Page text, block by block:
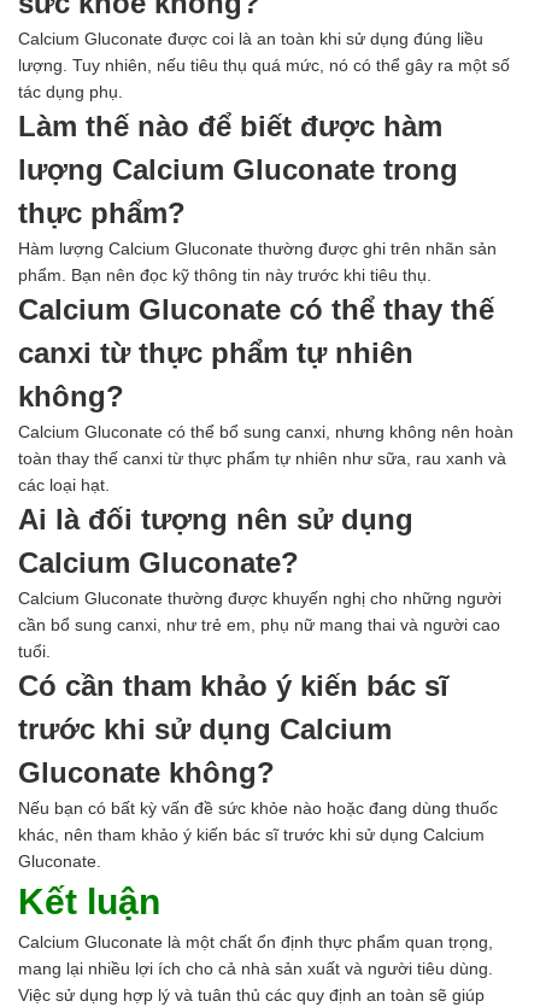
Calcium Gluconate được coi là an toàn khi sử dụng đúng liều
lượng. Tuy nhiên, nếu tiêu thụ quá mức, nó có thể gây ra một số
tác dụng phụ.
Làm thế nào để biết được hàm
lượng Calcium Gluconate trong
thực phẩm?
Hàm lượng Calcium Gluconate thường được ghi trên nhãn sản
phẩm. Bạn nên đọc kỹ thông tin này trước khi tiêu thụ.
Calcium Gluconate có thể thay thế
canxi từ thực phẩm tự nhiên
không?
Calcium Gluconate có thể bổ sung canxi, nhưng không nên hoàn
toàn thay thế canxi từ thực phẩm tự nhiên như sữa, rau xanh và
các loại hạt.
Ai là đối tượng nên sử dụng
Calcium Gluconate?
Calcium Gluconate thường được khuyến nghị cho những người
cần bổ sung canxi, như trẻ em, phụ nữ mang thai và người cao
tuổi.
Có cần tham khảo ý kiến bác sĩ
trước khi sử dụng Calcium
Gluconate không?
Nếu bạn có bất kỳ vấn đề sức khỏe nào hoặc đang dùng thuốc
khác, nên tham khảo ý kiến bác sĩ trước khi sử dụng Calcium
Gluconate.
Kết luận
Calcium Gluconate là một chất ổn định thực phẩm quan trọng,
mang lại nhiều lợi ích cho cả nhà sản xuất và người tiêu dùng.
Việc sử dụng hợp lý và tuân thủ các quy định an toàn sẽ giúp